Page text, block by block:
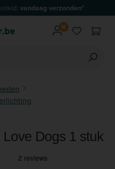
vandaag verzonden*
Je hebt
Dogs 1 stuk